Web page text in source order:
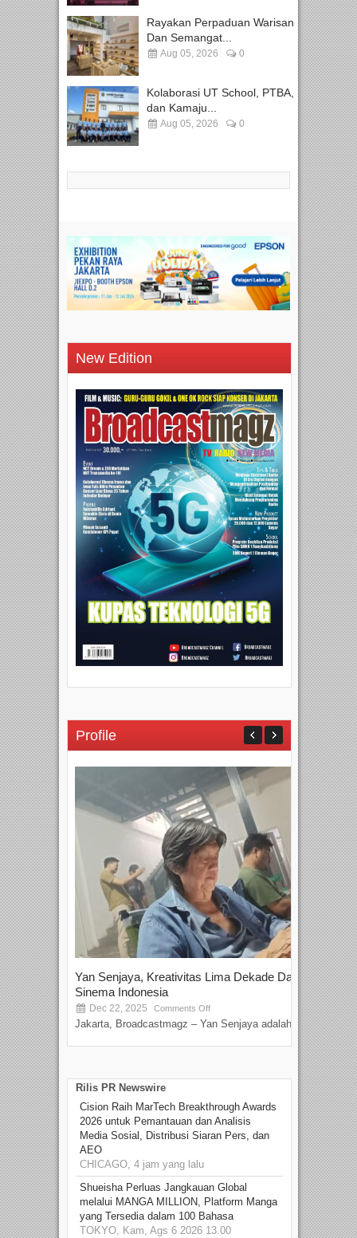
Rayakan Perpaduan Warisan
Dan Semangat...
Aug 05, 2026 0
Kolaborasi UT School, PTBA,
dan Kamaju...
Aug 05, 2026 0
New Edition
Profile
Yan Senjaya, Kreativitas Lima Dekade Dalam
Sinema Indonesia
Dec 22, 2025 Comments Off
Jakarta, Broadcastmagz – Yan Senjaya adalah...
Rilis PR Newswire
Cision Raih MarTech Breakthrough Awards
2026 untuk Pemantauan dan Analisis
Media Sosial, Distribusi Siaran Pers, dan
AEO
CHICAGO, 4 jam yang lalu
Shueisha Perluas Jangkauan Global
melalui MANGA MILLION, Platform Manga
yang Tersedia dalam 100 Bahasa
TOKYO, Kam, Ags 6 2026 13.00